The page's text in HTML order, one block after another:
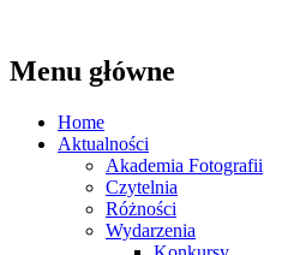
Fotograficzne
Szukaj
Menu główne
Przeskocz
Home
Aktualności
Akademia Fotografii
Czytelnia
Różności
Wydarzenia